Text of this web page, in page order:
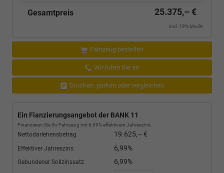
Gesamtpreis 25.375,– €
incl. 19% MwSt.
Fahrzeug bestellen
Wir rufen Sie an
Drucken, parken oder vergleichen
Ein Fianzierungsangebot der BANK 11
Finanzieren Sie Ihr Fahrzeug mit 6,99% effektivem Jahreszins.
Nettodarlehensbetrag 19.625,– €
Effektiver Jahreszins 6,99%
Gebundener Sollzinssatz 6,99%